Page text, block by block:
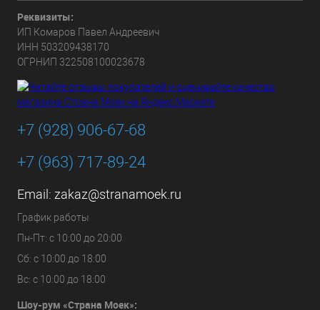
Реквизиты:
ИП Комаров Павел Андреевич
ИНН 503209438170
ОГРНИП 322508100023678
+7 (928) 906-67-68
+7 (963) 717-89-24
Email: zakaz@stranamoek.ru
График работы
Пн-Пт: с 10:00 до 20:00
Сб: с 10:00 до 18:00
Вс: с 10:00 до 18:00
Шоу-рум «Страна Моек»: